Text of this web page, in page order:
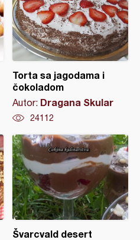
Torta sa jagodama i
čokoladom
Autor: Dragana Skular
24112
Švarcvald desert